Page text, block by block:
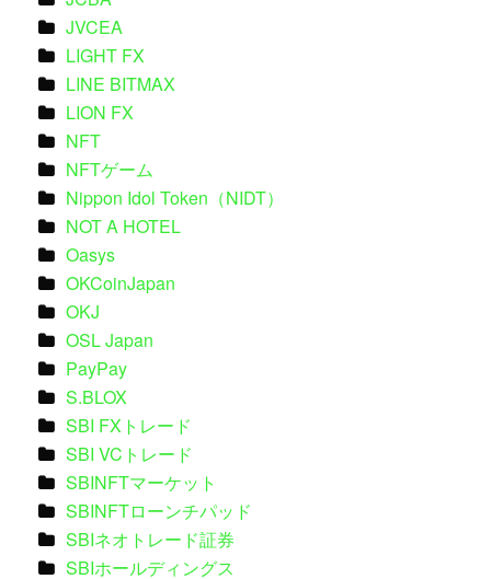
JVCEA
LIGHT FX
LINE BITMAX
LION FX
NFT
NFTゲーム
Nippon Idol Token（NIDT）
NOT A HOTEL
Oasys
OKCoinJapan
OKJ
OSL Japan
PayPay
S.BLOX
SBI FXトレード
SBI VCトレード
SBINFTマーケット
SBINFTローンチパッド
SBIネオトレード証券
SBIホールディングス